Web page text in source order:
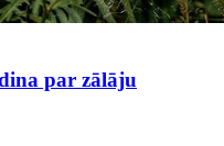
par zālāju